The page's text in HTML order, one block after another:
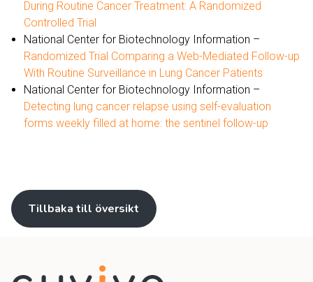
During Routine Cancer Treatment: A Randomized
Controlled Trial
National Center for Biotechnology Information –
Randomized Trial Comparing a Web-Mediated Follow-up
With Routine Surveillance in Lung Cancer Patients
National Center for Biotechnology Information –
Detecting lung cancer relapse using self-evaluation
forms weekly filled at home: the sentinel follow-up
Tillbaka till översikt